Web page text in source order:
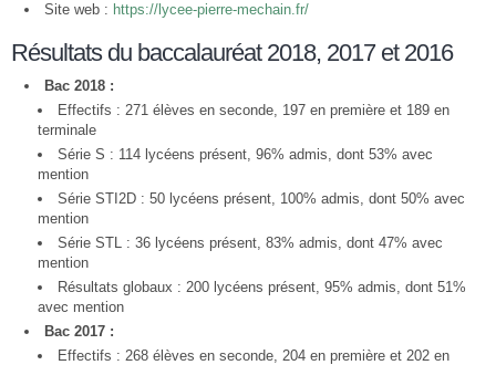
Site web : https://lycee-pierre-mechain.fr/
Résultats du baccalauréat 2018, 2017 et 2016
Bac 2018 :
Effectifs : 271 élèves en seconde, 197 en première et 189 en
terminale
Série S : 114 lycéens présent, 96% admis, dont 53% avec
mention
Série STI2D : 50 lycéens présent, 100% admis, dont 50% avec
mention
Série STL : 36 lycéens présent, 83% admis, dont 47% avec
mention
Résultats globaux : 200 lycéens présent, 95% admis, dont 51%
avec mention
Bac 2017 :
Effectifs : 268 élèves en seconde, 204 en première et 202 en